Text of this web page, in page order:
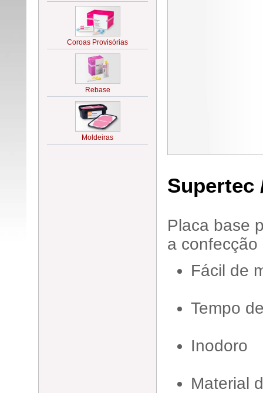
Supertec
Placa base
a confecção
Fácil de
Tempo
Inodoro
Material